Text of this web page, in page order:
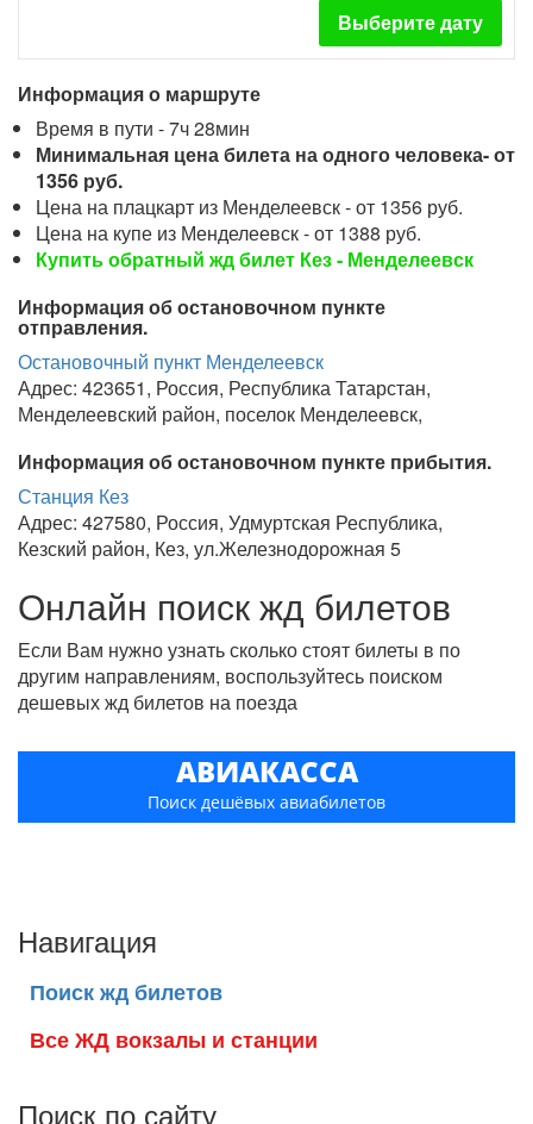
Выберите дату
Информация о маршруте
Время в пути - 7ч 28мин
Минимальная цена билета на одного человека- от
1356 руб.
Цена на плацкарт из Менделеевск - от 1356 руб.
Цена на купе из Менделеевск - от 1388 руб.
Купить обратный жд билет Кез - Менделеевск
Информация об остановочном пункте
отправления.
Остановочный пункт Менделеевск
Адрес: 423651, Россия, Республика Татарстан,
Менделеевский район, поселок Менделеевск,
Информация об остановочном пункте прибытия.
Станция Кез
Адрес: 427580, Россия, Удмуртская Республика,
Кезский район, Кез, ул.Железнодорожная 5
Онлайн поиск жд билетов
Если Вам нужно узнать сколько стоят билеты в по
другим направлениям, воспользуйтесь поиском
дешевых жд билетов на поезда
АВИАКАССА
Поиск дешёвых авиабилетов
Навигация
Поиск жд билетов
Все ЖД вокзалы и станции
Поиск по сайту